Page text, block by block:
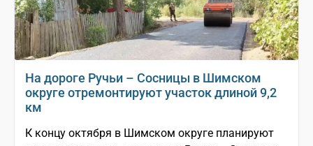
На дороге Ручьи – Сосницы в Шимском
округе отремонтируют участок длиной 9,2
км
К концу октября в Шимском округе планируют